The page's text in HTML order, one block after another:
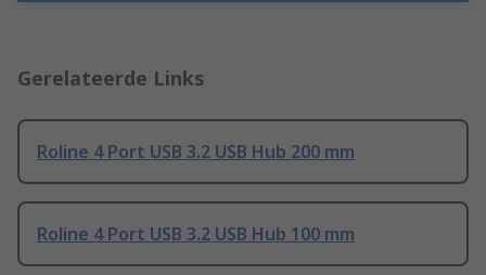
Gerelateerde Links
Roline 4 Port USB 3.2 USB Hub 200 mm
Roline 4 Port USB 3.2 USB Hub 100 mm